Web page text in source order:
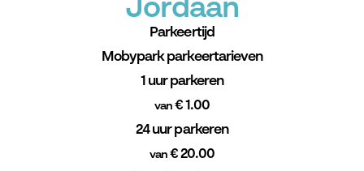
Jordaan
Parkeertijd
Mobypark parkeertarieven
1 uur parkeren
van€ 1.00
24 uur parkeren
van€ 20.00